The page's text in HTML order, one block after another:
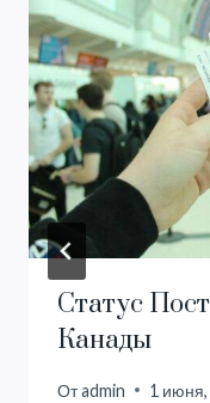
Статус
Канады
Отadmin 1